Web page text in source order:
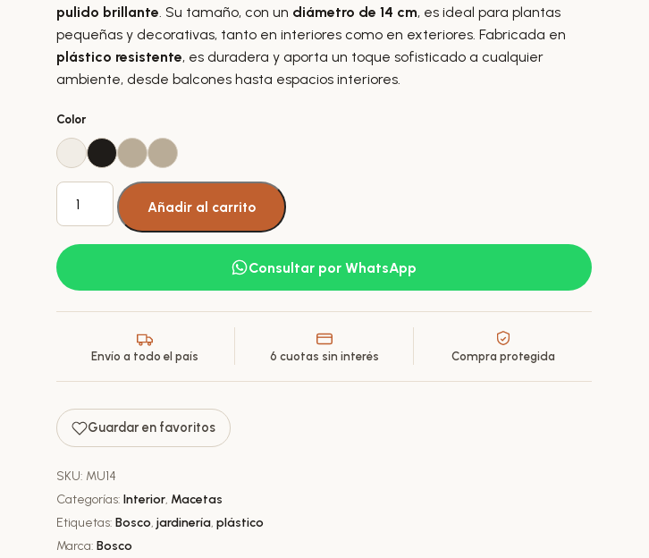
pulido brillante. Su tamaño, con un diámetro de 14 cm, es ideal para plantas
pequeñas y decorativas, tanto en interiores como en exteriores. Fabricada en
plástico resistente, es duradera y aporta un toque sofisticado a cualquier
ambiente, desde balcones hasta espacios interiores.
Color
Maceta
Redonda
Umbra
Bosco
Brillante
Añadir al carrito
Consultar por WhatsApp
Envío a todo el país 6 cuotas sin interés Compra protegida
Guardar en favoritos
SKU: MU14
Categorías: Interior, Macetas
Etiquetas: Bosco, jardinería, plástico
Marca: Bosco